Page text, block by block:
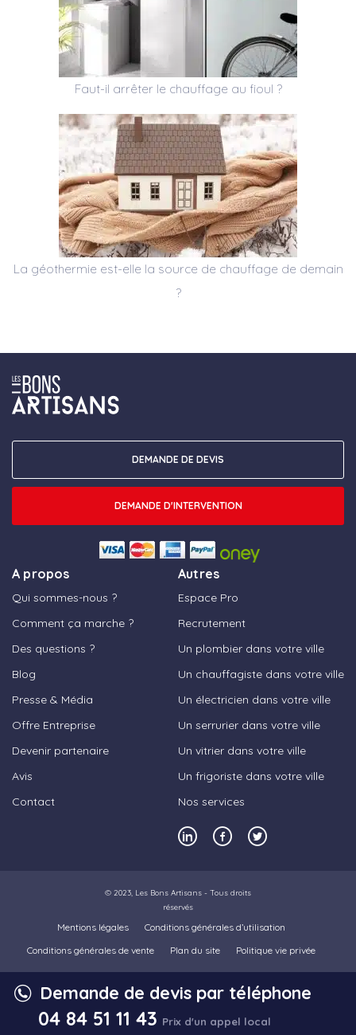
Faut-il arrêter le chauffage au fioul ?
La géothermie est-elle la source de chauffage de demain
?
A propos
Qui sommes-nous ?
Comment ça marche ?
Des questions ?
Blog
Presse & Média
Offre Entreprise
Devenir partenaire
Avis
Contact
Autres
Espace Pro
Recrutement
Un plombier dans votre ville
Un chauffagiste dans votre ville
Un électricien dans votre ville
Un serrurier dans votre ville
Un vitrier dans votre ville
Un frigoriste dans votre ville
Nos services
DEMANDE DE DEVIS
DEMANDE D'INTERVENTION
© 2023, Les Bons Artisans - Tous droits
réservés
Mentions légales
Conditions générales d’utilisation
Conditions générales de vente
Plan du site Politique vie privée
Demande de devis par téléphone
04 84 51 11 43 Prix d'un appel local